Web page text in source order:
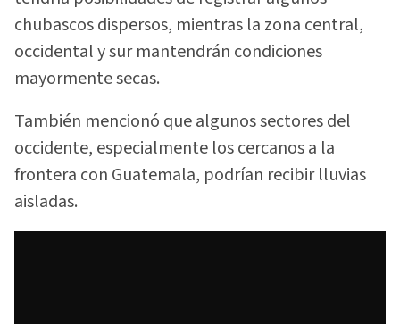
chubascos dispersos, mientras la zona central,
occidental y sur mantendrán condiciones
mayormente secas.
También mencionó que algunos sectores del
occidente, especialmente los cercanos a la
frontera con Guatemala, podrían recibir lluvias
aisladas.